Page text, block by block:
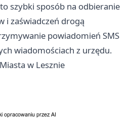
szybki sposób na odbieranie
i zaświadczeń drogą
powiadomień SMS
wiadomościach z urzędu.
w Lesznie